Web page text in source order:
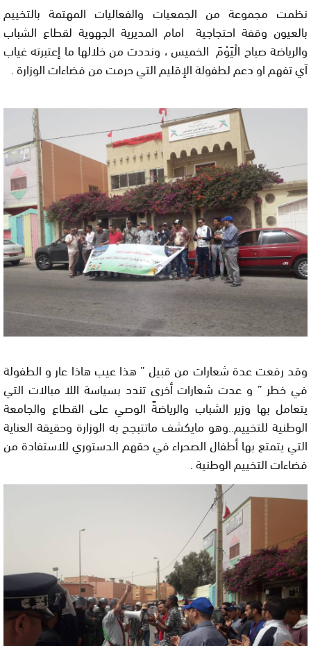
نظمت مجموعة من الجمعيات والفعاليات المهتمة بالتخييم
بالعيون وقفة احتجاجية امام المديرية الجهوية لقطاع الشباب
والرياضة صباح الْيَوْمَ الخميس ، ونددت من خلالها ما إعتبرته غياب
اَي تفهم او دعم لطفولة الإقليم التي حرمت من فضاءات الوزارة .
وقد رفعت عدة شعارات من قبيل ” هذا عيب هاذا عار و الطفولة
في خطر ” و عدت شعارات أخرى تندد بسياسة اللا مبالات التي
يتعامل بها وزير الشباب والرياضةً الوصي على القطاع والجامعة
الوطنية للتخييم..وهو مايكشف ماتتبجح به الوزارة وحقيقة العناية
التي يتمتع بها أطفال الصحراء في حقهم الدستوري للاستفادة من
فضاءات التخييم الوطنية .